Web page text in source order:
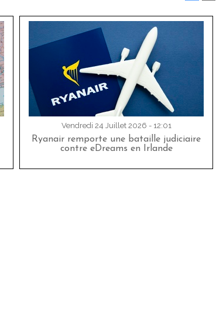
Vendredi 24 Juillet 2026 - 12:01
Ryanair remporte une bataille judiciaire
contre eDreams en Irlande